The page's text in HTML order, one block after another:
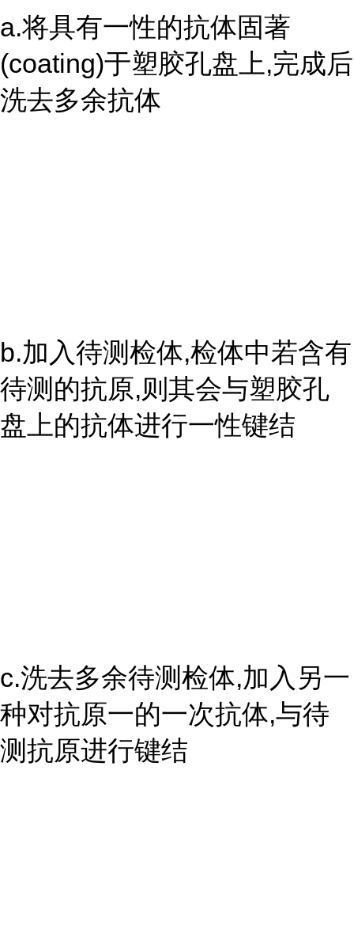
a.将具有一性的抗体固著
(coating)于塑胶孔盘上,完成后
洗去多余抗体
b.加入待测检体,检体中若含有
待测的抗原,则其会与塑胶孔
盘上的抗体进行一性键结
c.洗去多余待测检体,加入另一
种对抗原一的一次抗体,与待
测抗原进行键结